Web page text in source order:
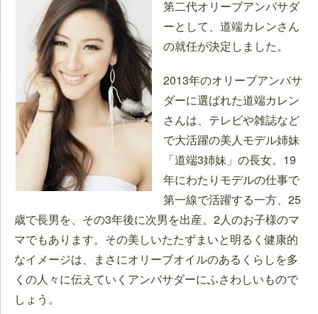
第二代オリーブアンバサダ
ーとして、道端カレンさん
の就任が決定しました。
2013年のオリーブアンバサ
ダーに選ばれた道端カレン
さんは、テレビや雑誌など
で大活躍の美人モデル姉妹
「道端3姉妹」の長女。19
年にわたりモデルの仕事で
第一線で活躍する一方、25
歳で長男を、その3年後に次男を出産。2人のお子様のマ
マでもあります。その美しいたたずまいと明るく健康的
なイメージは、まさにオリーブオイルのあるくらしを多
くの人々に伝えていくアンバサダーにふさわしいもので
しょう。